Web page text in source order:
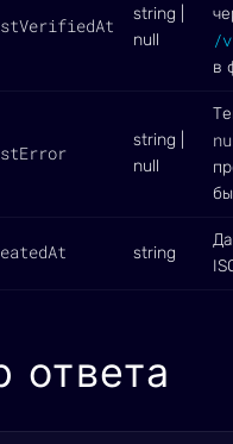
string |
null
/
в
string |
null
string
ответа